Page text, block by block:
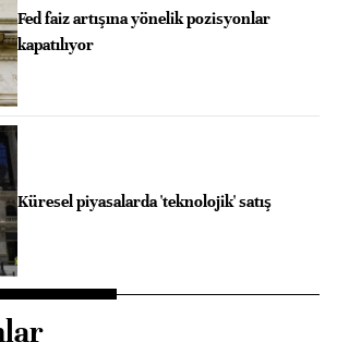
Fed faiz artışına yönelik pozisyonlar
kapatılıyor
Küresel piyasalarda 'teknolojik' satış